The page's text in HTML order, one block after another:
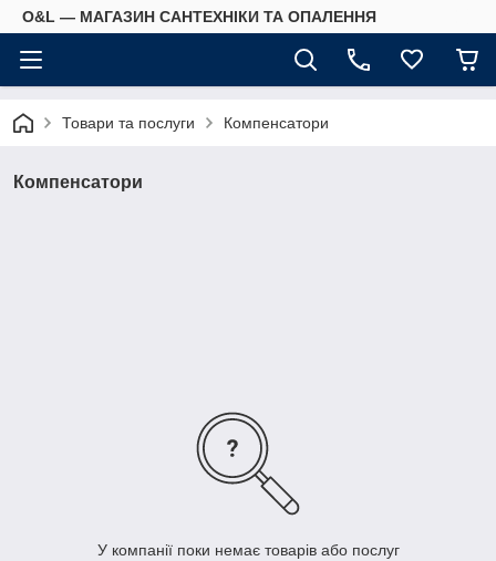
O&L — МАГАЗИН САНТЕХНІКИ ТА ОПАЛЕННЯ
Товари та послуги Компенсатори
Компенсатори
У компанії поки немає товарів або послуг